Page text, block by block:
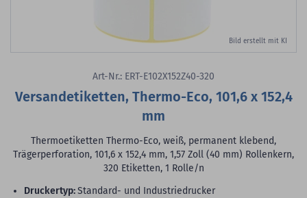
Bild erstellt mit KI
Art-Nr.: ERT-E102X152Z40-320
Versandetiketten, Thermo-Eco, 101,6 x 152,4
mm
Thermoetiketten Thermo-Eco, weiß, permanent klebend,
Trägerperforation, 101,6 x 152,4 mm, 1,57 Zoll (40 mm) Rollenkern,
320 Etiketten, 1 Rolle/n
Druckertyp:Standard- und Industriedrucker